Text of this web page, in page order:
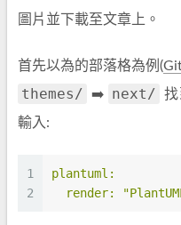
圖片並下載至文章上。
首先以為的部落格為例(
themes/ ➡️ next/ 找
輸入:
1
2
plantuml:
  render: